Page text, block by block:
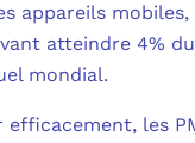
appareils mobiles,
atteindre 4%
mondial.
efficacement, les